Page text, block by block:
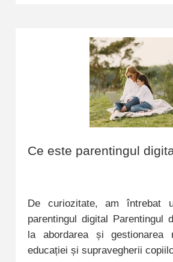
Ce este parentingul
De curiozitate, am întrebat
parentingul digital Parentingul
la abordarea și gestionarea
educației și supravegherii